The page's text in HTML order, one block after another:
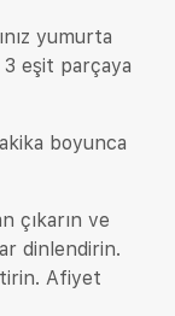
yumurta
3 eşit parçaya
boyunca
çıkarın ve
dinlendirin.
Afiyet